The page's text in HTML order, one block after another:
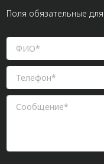
Поля обязательные